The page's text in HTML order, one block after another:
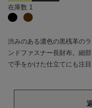
在庫数 1
渋みのある濃色の黒桟革のラ
ンドファスナー長財布。細部
で手をかけた仕立てにも注目